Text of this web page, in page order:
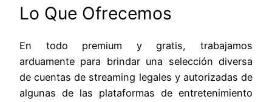
Lo Que Ofrecemos
En todo premium y gratis, trabajamos
arduamente para brindar una selección diversa
de cuentas de streaming legales y autorizadas de
algunas de las plataformas de entretenimiento